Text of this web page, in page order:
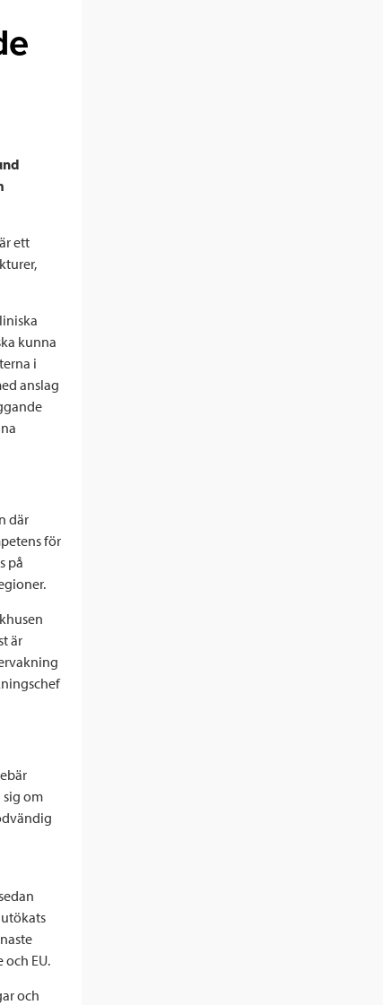
ett
kunna
i
anslag
där
för
på
är
sig om
EU.
och